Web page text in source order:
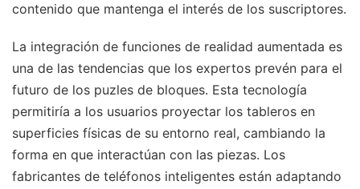
contenido que mantenga el interés de los suscriptores.
La integración de funciones de realidad aumentada es
una de las tendencias que los expertos prevén para el
futuro de los puzles de bloques. Esta tecnología
permitiría a los usuarios proyectar los tableros en
superficies físicas de su entorno real, cambiando la
forma en que interactúan con las piezas. Los
fabricantes de teléfonos inteligentes están adaptando